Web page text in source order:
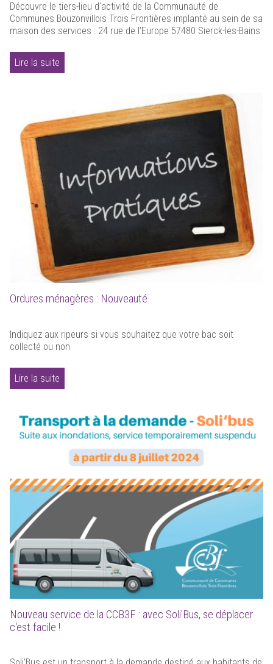
Découvre le tiers-lieu d'activité de la Communauté de
Communes Bouzonvillois Trois Frontières implanté au sein de sa
maison des services : 24 rue de l'Europe 57480 Sierck-les-Bains
Lire la suite
Ordures ménagères : Nouveauté
Indiquez aux ripeurs si vous souhaitez que votre bac soit
collecté ou non
Lire la suite
Nouveau service de la CCB3F : avec Soli'Bus, se déplacer
c'est facile !